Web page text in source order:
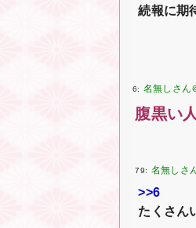
続報に期
6:
腹黒い
79:
>>6
たくさん